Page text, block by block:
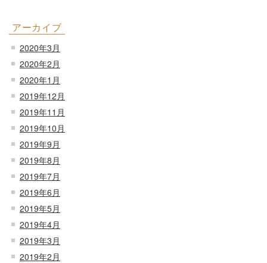
アーカイブ
2020年3月
2020年2月
2020年1月
2019年12月
2019年11月
2019年10月
2019年9月
2019年8月
2019年7月
2019年6月
2019年5月
2019年4月
2019年3月
2019年2月